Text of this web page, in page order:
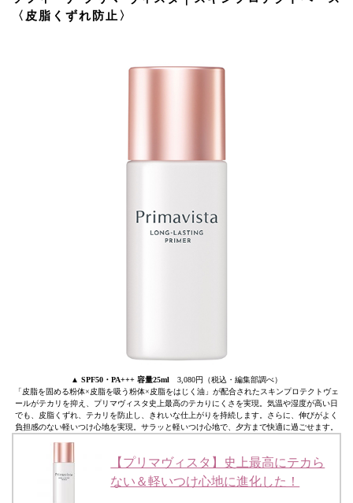
〈皮脂くずれ防止〉
▲ SPF50・PA+++ 容量25ml 3,080円（税込・編集部調べ）
「皮脂を固める粉体×皮脂を吸う粉体×皮脂をはじく油」が配合されたスキンプロテクトヴェ
ールがテカリを抑え、プリマヴィスタ史上最高のテカりにくさを実現。気温や湿度が高い日
でも、皮脂くずれ、テカリを防止し、きれいな仕上がりを持続します。さらに、伸びがよく
負担感のない軽いつけ心地を実現。サラッと軽いつけ心地で、夕方まで快適に過ごせます。
【プリマヴィスタ】史上最高にテカら
ない＆軽いつけ心地に進化した！